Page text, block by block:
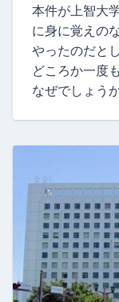
本件が上智大
に身に覚えの
やったのだと
どころか一度
なぜでしょう